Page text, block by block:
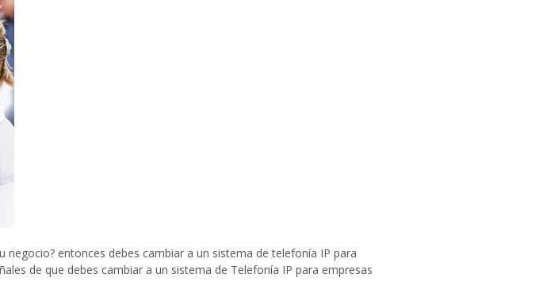
negocio? entonces debes cambiar a un sistema de telefonía IP para
de que debes cambiar a un sistema de Telefonía IP para empresas